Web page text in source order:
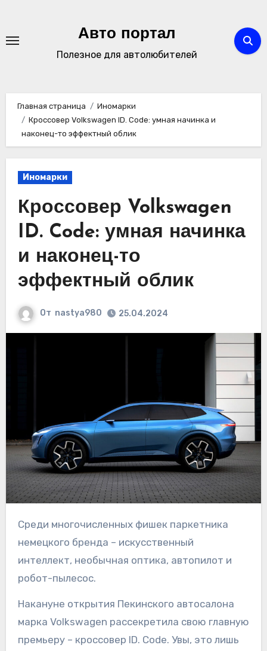
содержимому
Авто портал
Полезное для автолюбителей
Главная страница
Иномарки
Кроссовер Volkswagen ID. Code: умная начинка и
наконец-то эффектный облик
Иномарки
Кроссовер Volkswagen
ID. Code: умная начинка
и наконец-то
эффектный облик
От nastya980 25.04.2024
Среди многочисленных фишек паркетника
немецкого бренда – искусственный
интеллект, необычная оптика, автопилот и
робот-пылесос.
Накануне открытия Пекинского автосалона
марка Volkswagen рассекретила свою главную
премьеру – кроссовер ID. Code. Увы, это лишь